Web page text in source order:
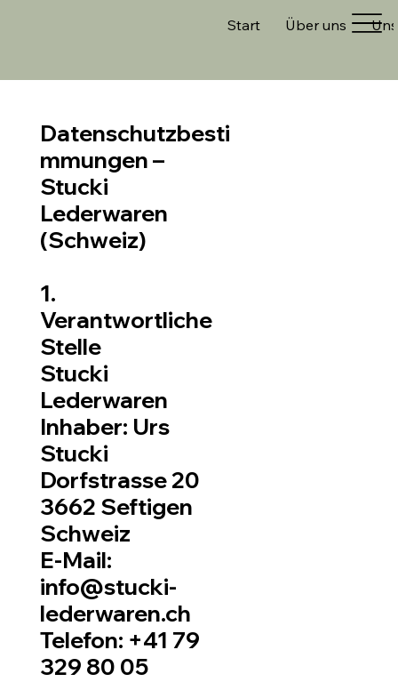
Start Über uns
Datenschutzbesti
mmungen –
Stucki
Lederwaren
(Schweiz)
1.
Verantwortliche
Stelle
Stucki
Lederwaren
Inhaber: Urs
Stucki
Dorfstrasse 20
3662 Seftigen
Schweiz
E-Mail:
info@stucki-
lederwaren.ch
Telefon: +41 79
329 80 05